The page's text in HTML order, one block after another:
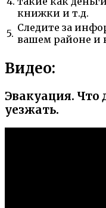
книжки и т.д.
5. Следите за
вашем районе и
Видео:
Эвакуация. Что
уезжать.